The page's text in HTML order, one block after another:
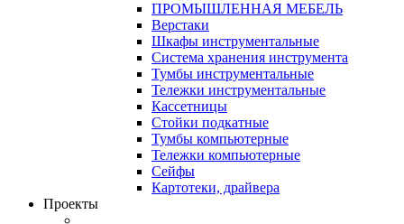
ПРОМЫШЛЕННАЯ МЕБЕЛЬ
Верстаки
Шкафы инструментальные
Система хранения инструмента
Тумбы инструментальные
Тележки инструментальные
Кассетницы
Стойки подкатные
Тумбы компьютерные
Тележки компьютерные
Сейфы
Картотеки, драйвера
Проекты